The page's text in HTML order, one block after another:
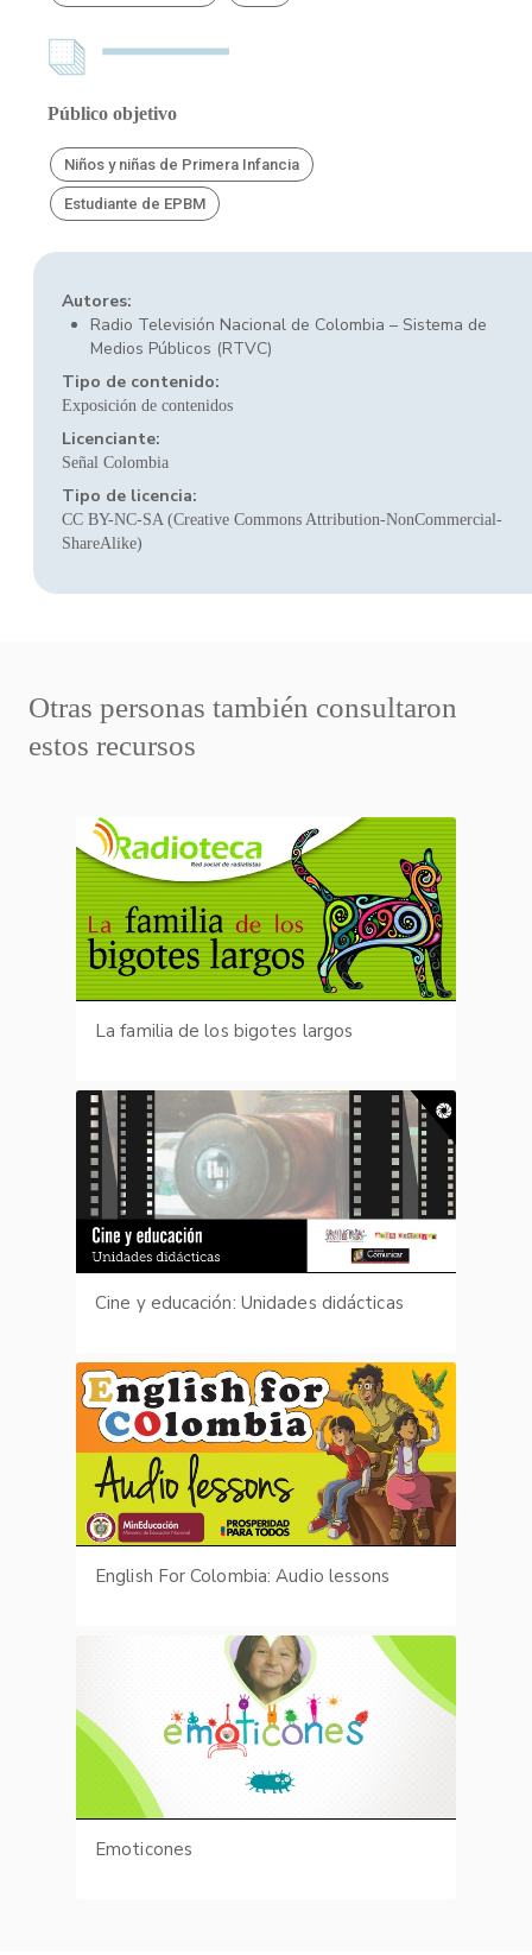
Público objetivo
Niños y niñas de Primera Infancia
Estudiante de EPBM
Autores:
Radio Televisión Nacional de Colombia – Sistema de
Medios Públicos (RTVC)
Tipo de contenido:
Exposición de contenidos
Licenciante:
Señal Colombia
Tipo de licencia:
CC BY-NC-SA (Creative Commons Attribution-NonCommercial-
ShareAlike)
Otras personas también consultaron
estos recursos
La familia de los bigotes largos
Cine y educación: Unidades didácticas
English For Colombia: Audio lessons
Emoticones